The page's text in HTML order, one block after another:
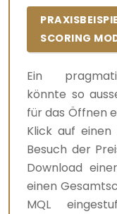
SCORING
Ein
könnte so
für das Öffnen
Klick auf einen
Besuch der
Download
einen
MQL